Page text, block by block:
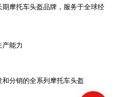
期摩托车头盔品牌，服务于全球经
产能力
和分销的全系列摩托车头盔